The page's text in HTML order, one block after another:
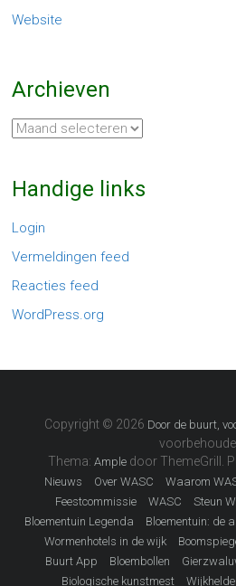
Website
Archieven
Archieven
Handige links
Login
Vermeldingen feed
Reacties feed
WordPress.org
Copyright © 2026 Door de buurt,
Thema: Ampledoor ThemeGrill.
Nieuws Over WASC Waarom
Feestcommissie
WASC Steun
Bloementuin Legenda
Bloementuin: de
Wormenhotels in de wijk
Buurt App
Bloembollen
Biologische kunstmest